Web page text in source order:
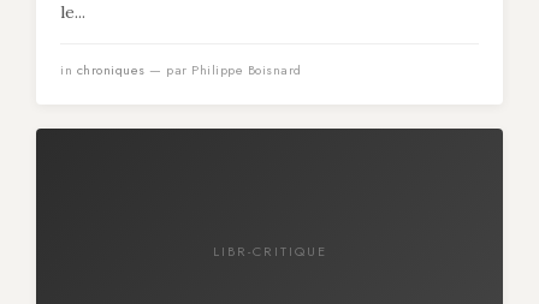
le...
in chroniques — par Philippe Boisnard
LIBR-CRITIQUE